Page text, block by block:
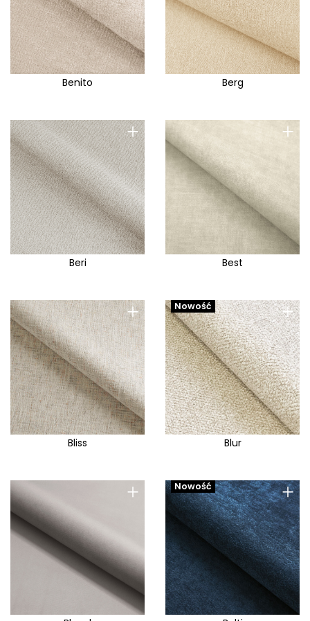
Jazz
Joy A
Joy E
Jukee
Jupiter
Kansas
Kate
Kemer
Kenya
Kenzo
Kiara
Lama
Lambi
Lancelot
Lapit
Lara
Lars
Legacy
Letto
Lia
Liberto
Liberty
Benito Berg
+
Beri
+
Best
+
Bliss
+
Nowość
Blur
+ +
Nowość